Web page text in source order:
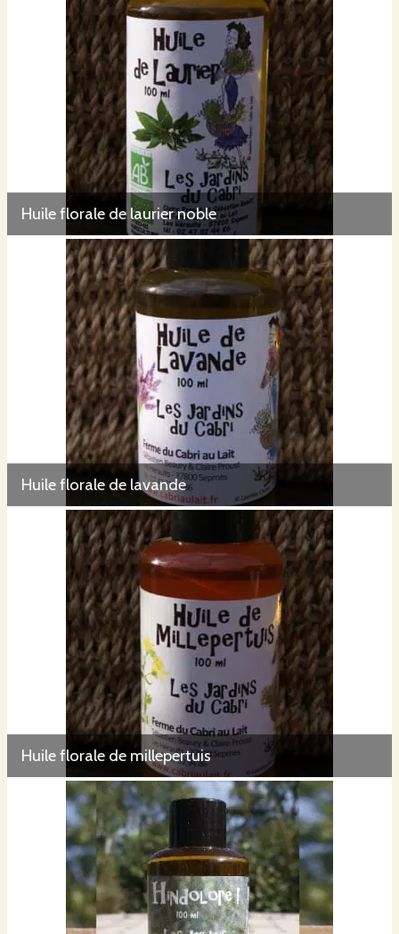
Huile florale de laurier noble
Huile florale de lavande
Huile florale de millepertuis